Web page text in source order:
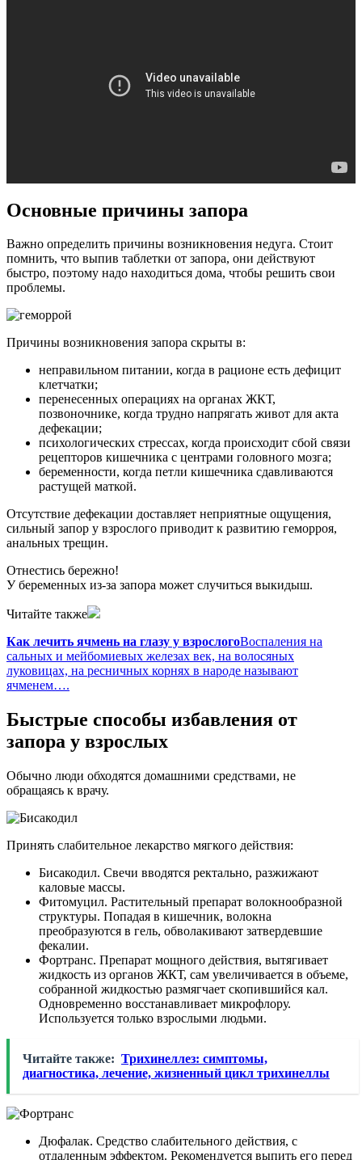
Основные причины запора
Важно определить причины возникновения недуга. Стоит
помнить, что выпив таблетки от запора, они действуют
быстро, поэтому надо находиться дома, чтобы решить свои
проблемы.
Причины возникновения запора скрыты в:
неправильном питании, когда в рационе есть дефицит
клетчатки;
перенесенных операциях на органах ЖКТ,
позвоночнике, когда трудно напрягать живот для акта
дефекации;
психологических стрессах, когда происходит сбой связи
рецепторов кишечника с центрами головного мозга;
беременности, когда петли кишечника сдавливаются
растущей маткой.
Отсутствие дефекации доставляет неприятные ощущения,
сильный запор у взрослого приводит к развитию геморроя,
анальных трещин.
Отнестись бережно!
У беременных из-за запора может случиться выкидыш.
Читайте также
Как лечить ячмень на глазу у взрослогоВоспаления на
сальных и мейбомиевых железах век, на волосяных
луковицах, на ресничных корнях в народе называют
ячменем….
Быстрые способы избавления от
запора у взрослых
Обычно люди обходятся домашними средствами, не
обращаясь к врачу.
Принять слабительное лекарство мягкого действия:
Бисакодил. Свечи вводятся ректально, разжижают
каловые массы.
Фитомуцил. Растительный препарат волокнообразной
структуры. Попадая в кишечник, волокна
преобразуются в гель, обволакивают затвердевшие
фекалии.
Фортранс. Препарат мощного действия, вытягивает
жидкость из органов ЖКТ, сам увеличивается в объеме,
собранной жидкостью размягчает скопившийся кал.
Одновременно восстанавливает микрофлору.
Используется только взрослыми людьми.
Читайте также: Трихинеллез: симптомы,
диагностика, лечение, жизненный цикл трихинеллы
Дюфалак. Средство слабительного действия, с
отдаленным эффектом. Рекомендуется выпить его перед